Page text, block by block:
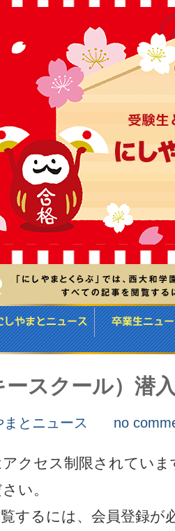
スクール）潜
まとニュース no
クセス制限されてい
い。
するには、会員登録が